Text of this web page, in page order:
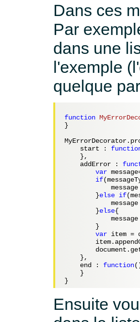
Dans ces
Par
dans une
l'exemple
quelque
function
}
    start :
    },
    addError :
var
if
        }
else if
        }
else{
message
        }
var item =
    },
    end :
function
    }
Ensuite